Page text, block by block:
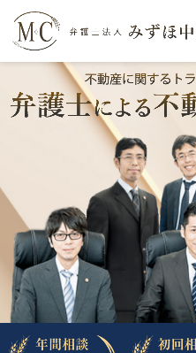
取扱分野
相続・遺言
離婚（夫婦間トラブル）
企業法務
労働問題（解雇，残業等）
刑事弁護
取扱分野
相続・遺言
離婚（夫婦間トラブル）
企業法務
労働問題（解雇，残業等）
刑事弁護